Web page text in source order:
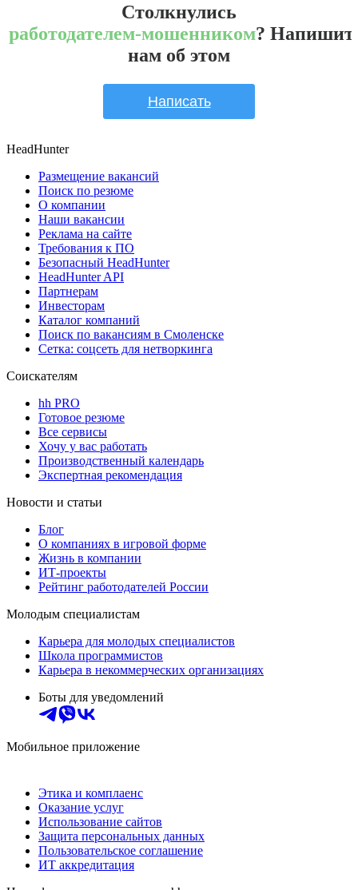
Столкнулись
работодателем-мошенником?
нам об этом
Написать
HeadHunter
Размещение вакансий
Поиск по резюме
О компании
Наши вакансии
Реклама на сайте
Требования к ПО
Безопасный HeadHunter
HeadHunter API
Партнерам
Инвесторам
Каталог компаний
Поиск по вакансиям в Смоленске
Сетка: соцсеть для нетворкинга
Соискателям
hh PRO
Готовое резюме
Все сервисы
Хочу у вас работать
Производственный календарь
Экспертная рекомендация
Новости и статьи
Блог
О компаниях в игровой форме
Жизнь в компании
ИТ-проекты
Рейтинг работодателей России
Молодым специалистам
Карьера для молодых специалистов
Школа программистов
Карьера в некоммерческих организациях
Боты для уведомлений
Мобильное приложение
Этика и комплаенс
Оказание услуг
Использование сайтов
Защита персональных данных
Пользовательское соглашение
ИТ аккредитация